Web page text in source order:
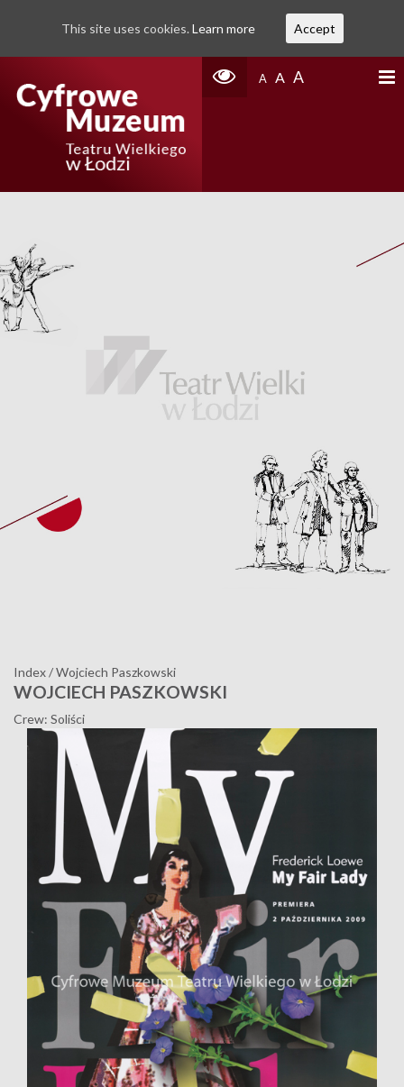
A A A
Index/Wojciech Paszkowski
WOJCIECH PASZKOWSKI
Crew: Soliści
This site uses cookies. Learn more Accept